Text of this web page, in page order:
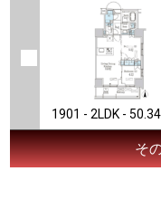
1901 - 2LDK -
そ